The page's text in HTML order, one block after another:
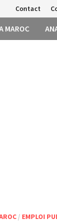
Contact
MAROC
/ EMPLOI